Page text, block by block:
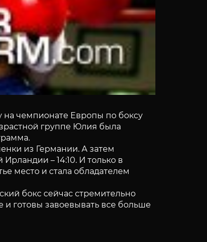
на чемпионате Европы по боксу
группе Юлия была
из Германии. А затем
– 14:10. И только в
место и стала обладателем
бокс сейчас стремительно
готовы завоевывать все больше